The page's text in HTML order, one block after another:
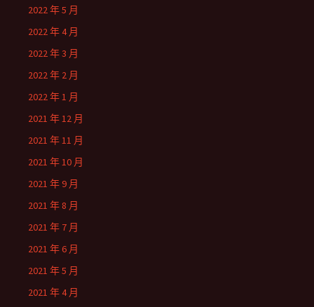
2022 年 5 月
2022 年 4 月
2022 年 3 月
2022 年 2 月
2022 年 1 月
2021 年 12 月
2021 年 11 月
2021 年 10 月
2021 年 9 月
2021 年 8 月
2021 年 7 月
2021 年 6 月
2021 年 5 月
2021 年 4 月